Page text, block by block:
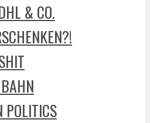
& CO.
POLITICS